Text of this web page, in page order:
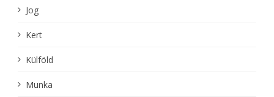
Jog
Kert
Külföld
Munka